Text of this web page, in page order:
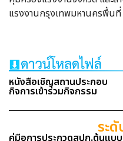
แรงงานกรุงเทพมหานครพื้น
หนังสือเชิญสถานประกอบ
กิจการเข้าร่วมกิจกรรม
ระ
คู่มือการประกวดสปก.ต้นแบ